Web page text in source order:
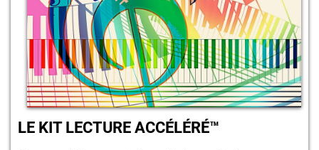
LE KIT LECTURE ACCÉLÉRÉ™